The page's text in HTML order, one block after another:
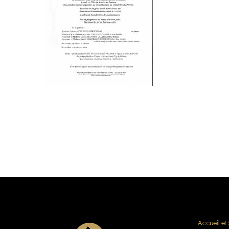
Accueil et